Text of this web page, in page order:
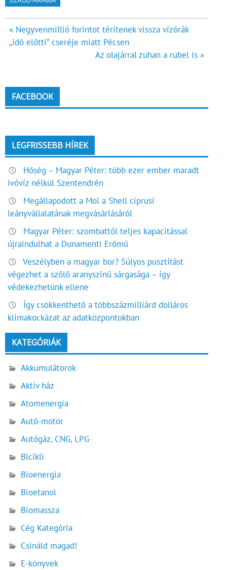
Bejegyzés
navigáció
« Negyvenmillió forintot térítenek vissza vízórák
„idő előtti” cseréje miatt Pécsen
Az olajárral zuhan a rubel is »
FACEBOOK
LEGFRISSEBB HÍREK
Hőség – Magyar Péter: több ezer ember maradt
ivóvíz nélkül Szentendrén
Megállapodott a Mol a Shell ciprusi
leányvállalatának megvásárlásáról
Magyar Péter: szombattól teljes kapacitással
újraindulhat a Dunamenti Erőmű
Veszélyben a magyar bor? Súlyos pusztítást
végezhet a szőlő aranyszínű sárgasága – így
védekezhetünk ellene
Így csökkenthető a többszázmilliárd dolláros
klímakockázat az adatközpontokban
KATEGÓRIÁK
Akkumulátorok
Aktív ház
Atomenergia
Autó-motor
Autógáz, CNG, LPG
Bicikli
Bioenergia
Bioetanol
Biomassza
Cég Kategória
Csináld magad!
E-könyvek